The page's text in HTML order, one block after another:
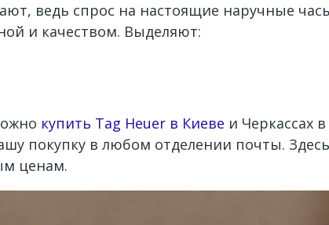
ведь спрос на настоящие наручные
и качеством. Выделяют:
купить Tag Heuer в Киеве и Черкассах
покупку в любом отделении почты.
ценам.